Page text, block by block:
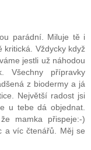
parádní. Miluje tě i
kritická. Vždycky když
jestli už náhodou
Všechny přípravky
z biodermy a já
Největší radost jsi
u tebe dá objednat.
mamka přispeje:-)
a víc čtenářů. Měj se